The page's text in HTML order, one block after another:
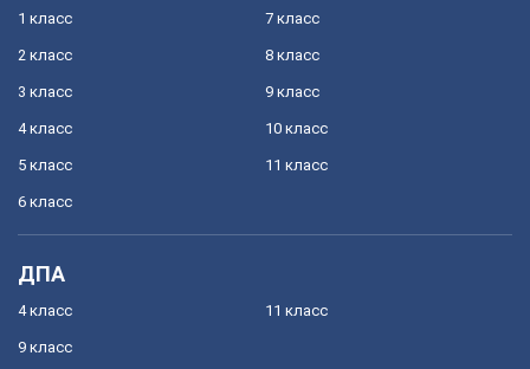
1 класс
2 класс
3 класс
4 класс
5 класс
6 класс
7 класс
8 класс
9 класс
10 класс
11 класс
ДПА
4 класс
9 класс
11 класс